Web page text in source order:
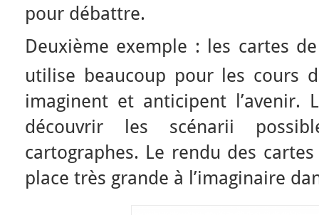
pour débattre.
Deuxième exemple : les cartes de
utilise beaucoup pour les cours
imaginent et anticipent l’avenir.
découvrir les scénarii
cartographes. Le rendu des
place très grande à l’imaginaire